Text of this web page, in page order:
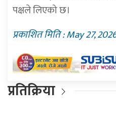
पक्षले लिएको छ।
प्रकाशित मिति : May 27,
प्रतिक्रिया